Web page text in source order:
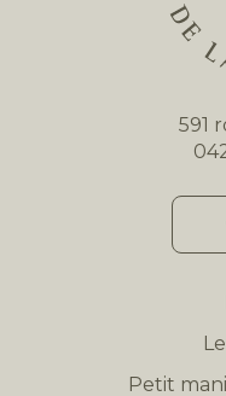
591
Petit